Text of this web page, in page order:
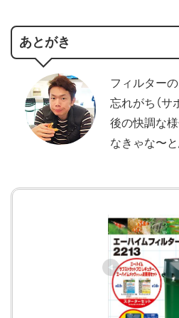
あとがき
フィルター
忘れがち（サ
後の快調な
なきゃな〜と